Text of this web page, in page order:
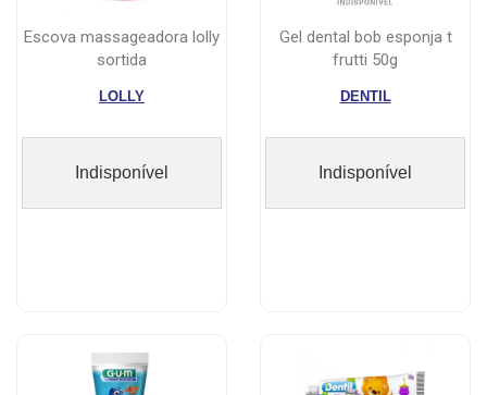
escova massageadora lolly
sortida
LOLLY
Indisponível
gel dental bob esponja t
frutti 50g
DENTIL
Indisponível